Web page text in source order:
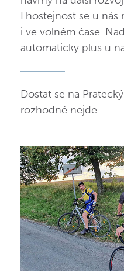
Lhostejnost se u nás
i ve volném čase.
automaticky plus u
Dostat se na
rozhodně nejde.